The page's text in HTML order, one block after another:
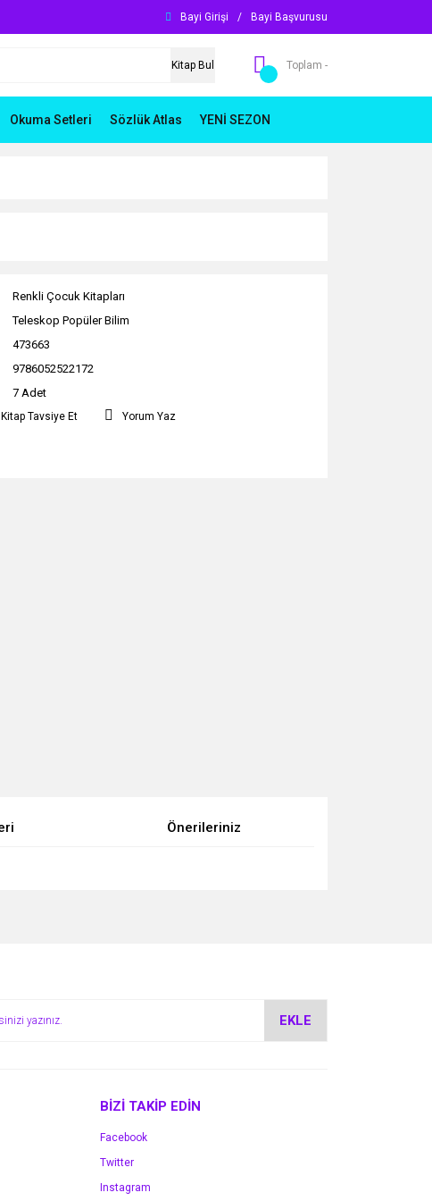
Bayi Girişi / Bayi Başvurusu
Kitap Bul Toplam -
Okuma Setleri Sözlük Atlas YENİ SEZON
Renkli Çocuk Kitapları
Teleskop Popüler Bilim
473663
9786052522172
7 Adet
Kitap Tavsiye Et Yorum Yaz
Önerileriniz
EKLE
BİZİ TAKİP EDİN
Facebook
Twitter
Instagram